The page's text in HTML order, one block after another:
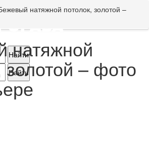
натяжной потолок, золотой –
натяжной
золотой – фото